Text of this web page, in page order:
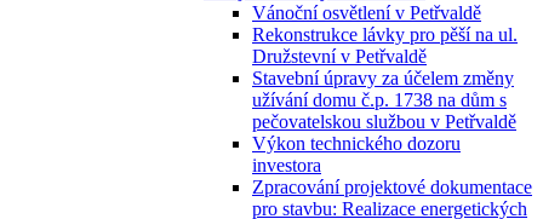
Vánoční osvětlení v Petřvaldě
Rekonstrukce lávky pro pěší na ul.
Družstevní v Petřvaldě
Stavební úpravy za účelem změny
užívání domu č.p. 1738 na dům s
pečovatelskou službou v Petřvaldě
Výkon technického dozoru
investora
Zpracování projektové dokumentace
pro stavbu: Realizace energetických